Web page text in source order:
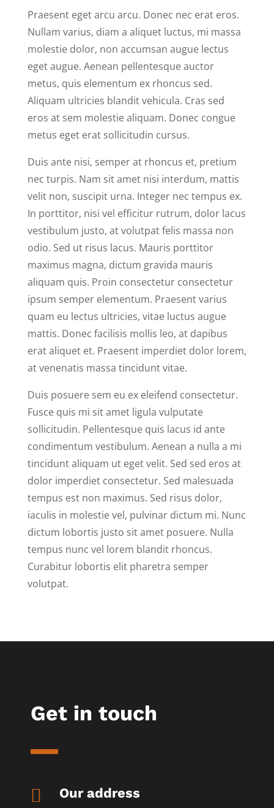
Praesent eget arcu arcu. Donec nec erat eros.
Nullam varius, diam a aliquet luctus, mi massa
molestie dolor, non accumsan augue lectus
eget augue. Aenean pellentesque auctor
metus, quis elementum ex rhoncus sed.
Aliquam ultricies blandit vehicula. Cras sed
eros at sem molestie aliquam. Donec congue
metus eget erat sollicitudin cursus.
Duis ante nisi, semper at rhoncus et, pretium
nec turpis. Nam sit amet nisi interdum, mattis
velit non, suscipit urna. Integer nec tempus ex.
In porttitor, nisi vel efficitur rutrum, dolor lacus
vestibulum justo, at volutpat felis massa non
odio. Sed ut risus lacus. Mauris porttitor
maximus magna, dictum gravida mauris
aliquam quis. Proin consectetur consectetur
ipsum semper elementum. Praesent varius
quam eu lectus ultricies, vitae luctus augue
mattis. Donec facilisis mollis leo, at dapibus
erat aliquet et. Praesent imperdiet dolor lorem,
at venenatis massa tincidunt vitae.
Duis posuere sem eu ex eleifend consectetur.
Fusce quis mi sit amet ligula vulputate
sollicitudin. Pellentesque quis lacus id ante
condimentum vestibulum. Aenean a nulla a mi
tincidunt aliquam ut eget velit. Sed sed eros at
dolor imperdiet consectetur. Sed malesuada
tempus est non maximus. Sed risus dolor,
iaculis in molestie vel, pulvinar dictum mi. Nunc
dictum lobortis justo sit amet posuere. Nulla
tempus nunc vel lorem blandit rhoncus.
Curabitur lobortis elit pharetra semper
volutpat.
Get in touch
 Our address